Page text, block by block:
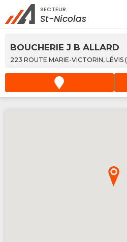
Rechercher à proximité -
Services
SECTEUR
St-Nicolas
BOUCHERIE J B ALLARD
223 ROUTE MARIE-VICTORIN, LÉVIS